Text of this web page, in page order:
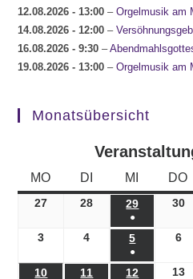
12.08.2026 - 13:00 –Orgelmusik am
14.08.2026 - 12:00 –
16.08.2026 - 9:30 –
19.08.2026 - 13:00 –Orgelmusik am
Monatsübersicht
MO MONTAG
DI DIENSTAG
MI DO
27 27.07.2026
28 28.07.2026
29 29.07.2026
●
(1
30
3 03.08.2026
4 04.08.2026
5 05.08.2026
●
(1
6
10 10.08.2026
11 11.08.2026
12 12.08.2026
13